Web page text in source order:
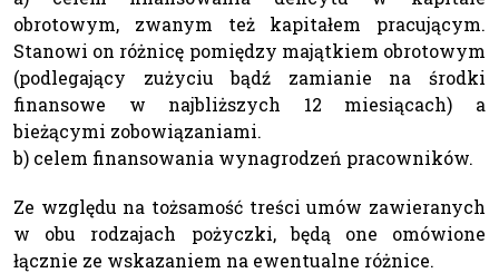
obrotowym, zwanym też kapitałem pracującym.
Stanowi on różnicę pomiędzy majątkiem obrotowym
(podlegający zużyciu bądź zamianie na środki
finansowe w najbliższych 12 miesiącach) a
bieżącymi zobowiązaniami.
b) celem finansowania wynagrodzeń pracowników.
Ze względu na tożsamość treści umów zawieranych
w obu rodzajach pożyczki, będą one omówione
łącznie ze wskazaniem na ewentualne różnice.